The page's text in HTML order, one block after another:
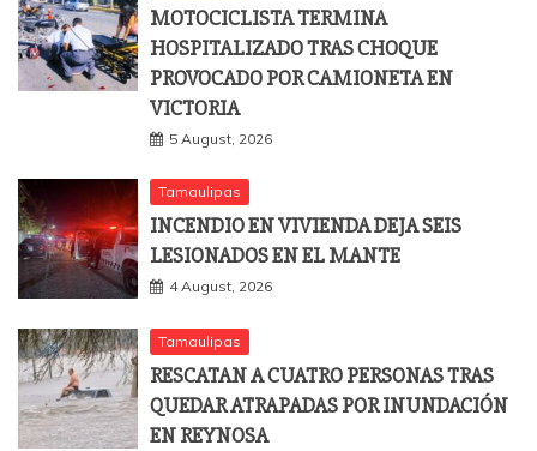
MOTOCICLISTA TERMINA
HOSPITALIZADO TRAS CHOQUE
PROVOCADO POR CAMIONETA EN
VICTORIA
5 August, 2026
Tamaulipas
INCENDIO EN VIVIENDA DEJA SEIS
LESIONADOS EN EL MANTE
4 August, 2026
Tamaulipas
RESCATAN A CUATRO PERSONAS TRAS
QUEDAR ATRAPADAS POR INUNDACIÓN
EN REYNOSA